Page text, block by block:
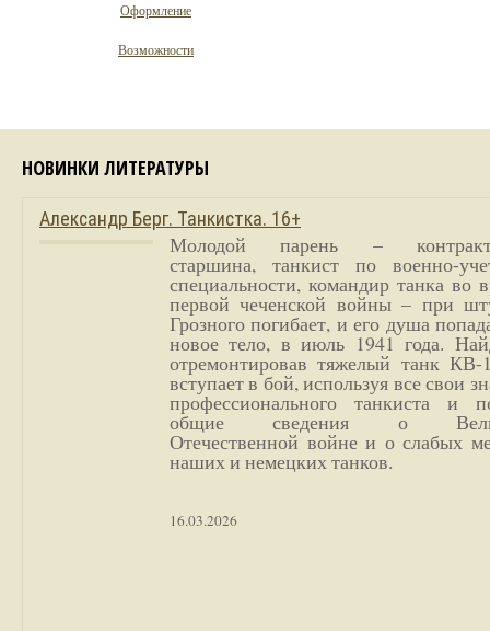
Оформление
Возможности
НОВИНКИ ЛИТЕРАТУРЫ
Александр Берг. Танкистка. 16+
Молодой парень –
старшина, танкист по военно-
специальности, командир танка во
первой чеченской войны – при
Грозного погибает, и его душа
новое тело, в июль 1941 года.
отремонтировав тяжелый танк
вступает в бой, используя все свои
профессионального танкиста и
общие сведения о
Отечественной войне и о слабых
наших и немецких танков.
16.03.2026